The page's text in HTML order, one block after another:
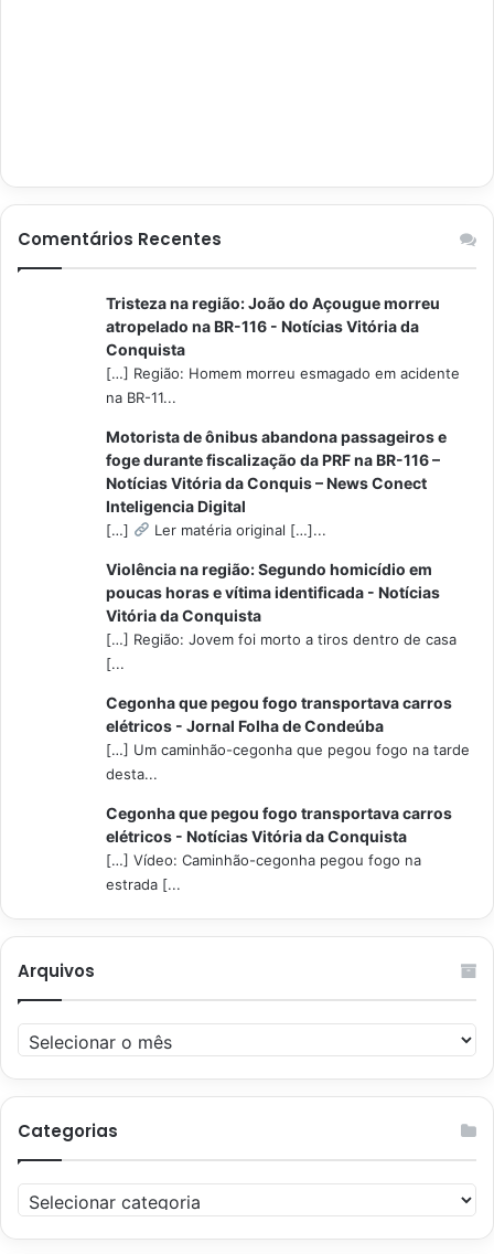
Comentários Recentes
Tristeza na região: João do Açougue morreu
atropelado na BR-116 - Notícias Vitória da
Conquista
[…] Região: Homem morreu esmagado em acidente
na BR-11...
Motorista de ônibus abandona passageiros e
foge durante fiscalização da PRF na BR-116 –
Notícias Vitória da Conquis – News Conect
Inteligencia Digital
[…] Ler matéria original […]...
Violência na região: Segundo homicídio em
poucas horas e vítima identificada - Notícias
Vitória da Conquista
[…] Região: Jovem foi morto a tiros dentro de casa
[...
Cegonha que pegou fogo transportava carros
elétricos - Jornal Folha de Condeúba
[…] Um caminhão-cegonha que pegou fogo na tarde
desta...
Cegonha que pegou fogo transportava carros
elétricos - Notícias Vitória da Conquista
[…] Vídeo: Caminhão-cegonha pegou fogo na
estrada [...
Arquivos
Arquivos
Categorias
Categorias